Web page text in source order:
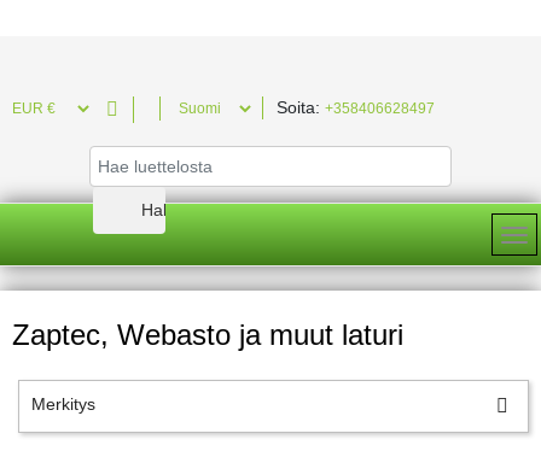
 Soita: +358406628497
Zaptec, Webasto ja muut laturi
Merkitys 